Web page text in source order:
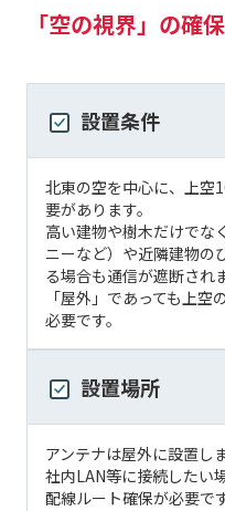
「空の視界」の確
設置条件
北東の空を中心に、上空
要があります。
高い建物や樹木だけでな
ニーなど）や近隣建物の
る場合も通信が遮断され
「屋外」であっても上
必要です。
設置場所
アンテナは屋外に設置しま
社内LAN等に接続したい
配線ルート確保が必要です